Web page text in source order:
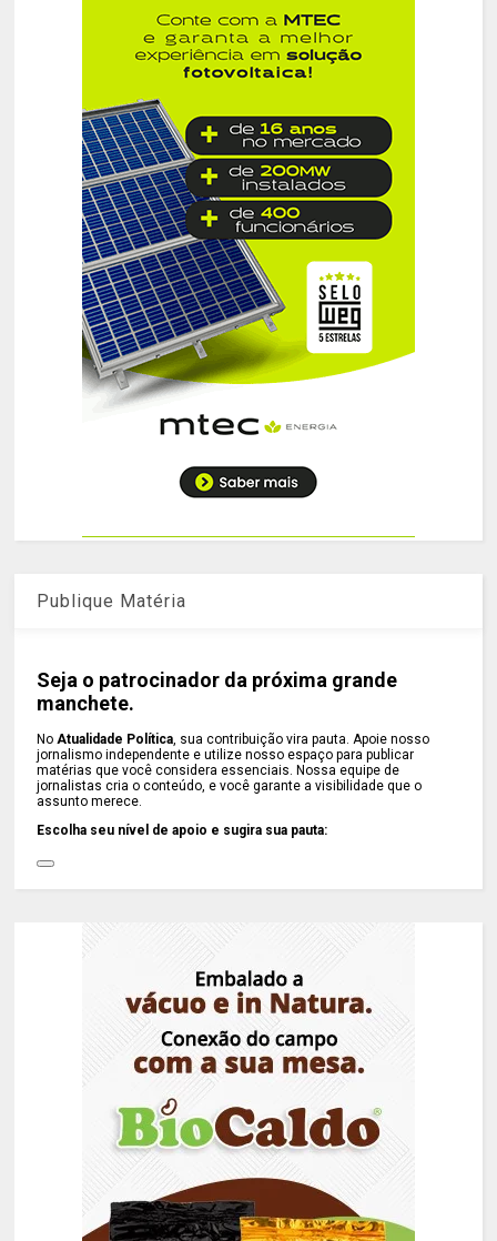
Publique Matéria
Seja o patrocinador da próxima grande
manchete.
NoAtualidade Política, sua contribuição vira pauta. Apoie nosso
jornalismo independente e utilize nosso espaço para publicar
matérias que você considera essenciais. Nossa equipe de
jornalistas cria o conteúdo, e você garante a visibilidade que o
assunto merece.
Escolha seu nível de apoio e sugira sua pauta: